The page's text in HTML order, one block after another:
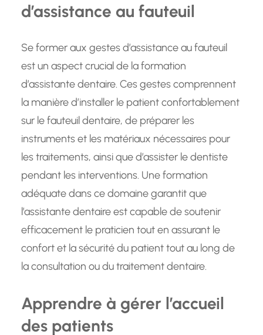
d’assistance au fauteuil
Se former aux gestes d’assistance au fauteuil
est un aspect crucial de la formation
d’assistante dentaire. Ces gestes comprennent
la manière d’installer le patient confortablement
sur le fauteuil dentaire, de préparer les
instruments et les matériaux nécessaires pour
les traitements, ainsi que d’assister le dentiste
pendant les interventions. Une formation
adéquate dans ce domaine garantit que
l’assistante dentaire est capable de soutenir
efficacement le praticien tout en assurant le
confort et la sécurité du patient tout au long de
la consultation ou du traitement dentaire.
Apprendre à gérer l’accueil
des patients